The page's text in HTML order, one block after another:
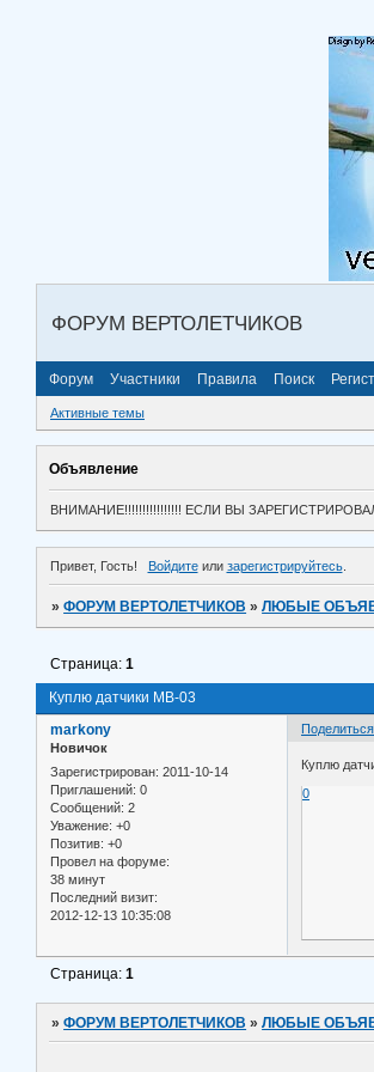
ФОРУМ ВЕРТОЛЕТЧИКОВ
Форум Участники Правила Поиск
Активные темы
Объявление
ВНИМАНИЕ!!!!!!!!!!!!!!!! ЕСЛИ ВЫ
Привет, Гость! Войдитеили зарегистрируйтесь.
»ФОРУМ ВЕРТОЛЕТЧИКОВ »ЛЮБЫЕ
Куплю датчики МВ-03
Страница:1
Поделиться
markony
Новичок
Зарегистрирован: 2011-10-14
Приглашений: 0
Сообщений: 2
Уважение: +0
Позитив: +0
Провел на форуме:
38 минут
Последний визит:
2012-12-13 10:35:08
Куплю
0
Страница:1
»ФОРУМ ВЕРТОЛЕТЧИКОВ »ЛЮБЫЕ